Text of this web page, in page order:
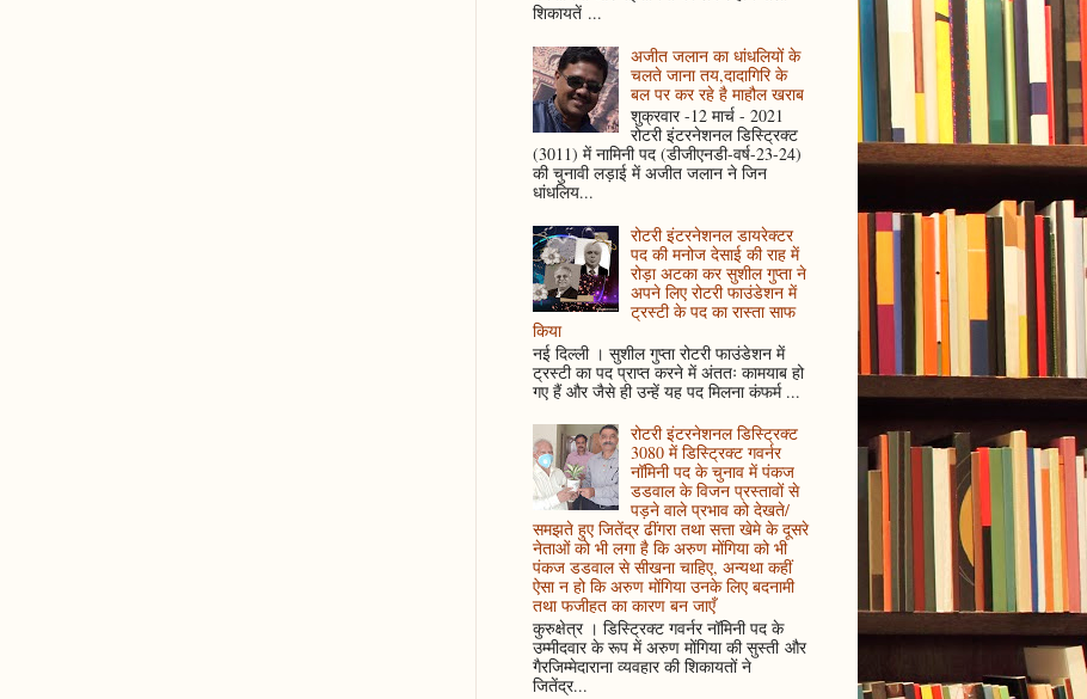
शिकायतें ...
अजीत जलान का धांधलियों के
चलते जाना तय,दादागिरि के
बल पर कर रहे है माहौल खराब
शुक्रवार -12 मार्च - 2021
रोटरी इंटरनेशनल डिस्ट्रिक्ट
(3011) में नामिनी पद (डीजीएनडी-वर्ष-23-24)
की चुनावी लड़ाई में अजीत जलान ने जिन
धांधलिय...
रोटरी इंटरनेशनल डायरेक्टर
पद की मनोज देसाई की राह में
रोड़ा अटका कर सुशील गुप्ता ने
अपने लिए रोटरी फाउंडेशन में
ट्रस्टी के पद का रास्ता साफ
किया
नई दिल्ली । सुशील गुप्ता रोटरी फाउंडेशन में
ट्रस्टी का पद प्राप्त करने में अंततः कामयाब हो
गए हैं और जैसे ही उन्हें यह पद मिलना कंफर्म ...
रोटरी इंटरनेशनल डिस्ट्रिक्ट
3080 में डिस्ट्रिक्ट गवर्नर
नॉमिनी पद के चुनाव में पंकज
डडवाल के विजन प्रस्तावों से
पड़ने वाले प्रभाव को देखते/
समझते हुए जितेंद्र ढींगरा तथा सत्ता खेमे के दूसरे
नेताओं को भी लगा है कि अरुण मोंगिया को भी
पंकज डडवाल से सीखना चाहिए, अन्यथा कहीं
ऐसा न हो कि अरुण मोंगिया उनके लिए बदनामी
तथा फजीहत का कारण बन जाएँ
कुरुक्षेत्र । डिस्ट्रिक्ट गवर्नर नॉमिनी पद के
उम्मीदवार के रूप में अरुण मोंगिया की सुस्ती और
गैरजिम्मेदाराना व्यवहार की शिकायतों ने
जितेंद्र...